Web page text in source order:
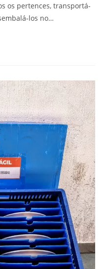
os pertences, transportá-
los no…